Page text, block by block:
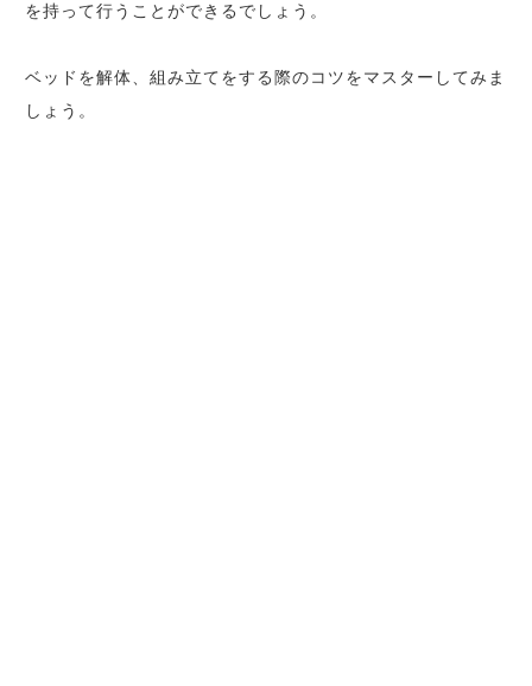
を持って行うことができるでしょう。
ベッドを解体、組み立てをする際のコツをマスターしてみま
しょう。